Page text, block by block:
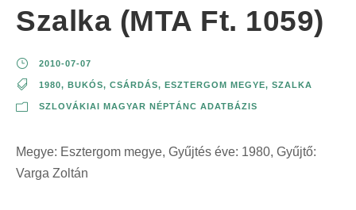
Szalka (MTA Ft. 1059)
2010-07-07
1980, BUKÓS, CSÁRDÁS, ESZTERGOM MEGYE, SZALKA
SZLOVÁKIAI MAGYAR NÉPTÁNC ADATBÁZIS
Megye: Esztergom megye, Gyűjtés éve: 1980, Gyűjtő:
Varga Zoltán